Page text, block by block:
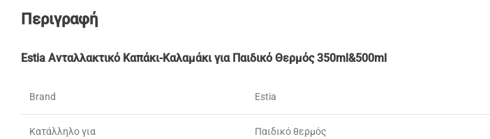
Περιγραφή
Estia Ανταλλακτικό Καπάκι-Καλαμάκι για Παιδικό Θερμός 350ml&500ml
Brand Estia
Κατάλληλο για Παιδικό θερμός